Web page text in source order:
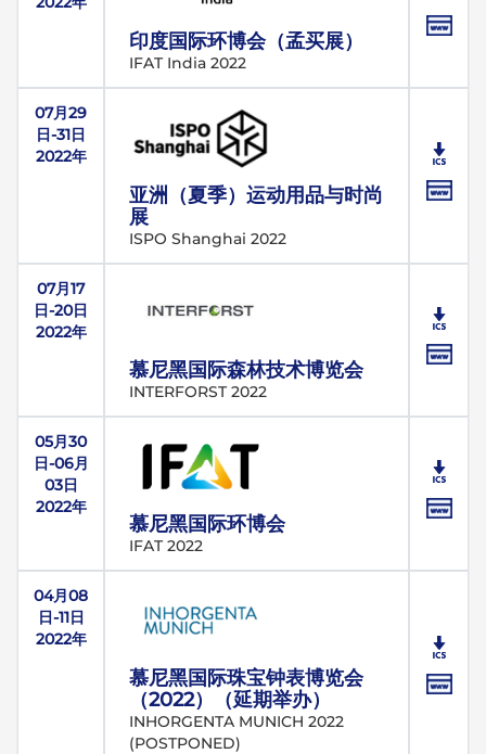
印度国际环博会（孟买展）
IFAT India 2022
07月29
日-31日
2022年
亚洲（夏季）运动用品与时尚
展
ISPO Shanghai 2022
07月17
日-20日
2022年
慕尼黑国际森林技术博览会
INTERFORST 2022
05月30
日-06月
03日
2022年
慕尼黑国际环博会
IFAT 2022
04月08
日-11日
2022年
慕尼黑国际珠宝钟表博览会
（2022）（延期举办）
INHORGENTA MUNICH 2022
(POSTPONED)